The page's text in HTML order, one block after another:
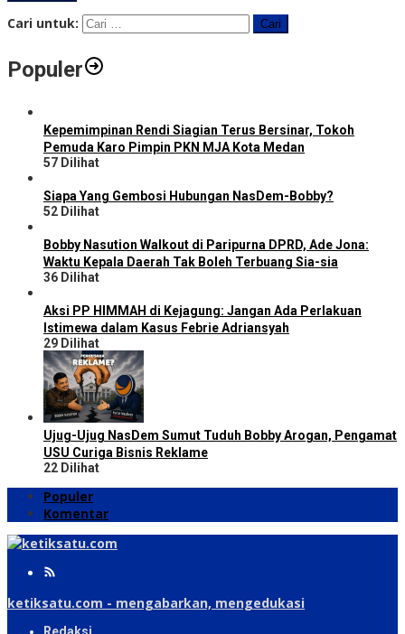
Cari untuk:
Populer
Kepemimpinan Rendi Siagian Terus Bersinar, Tokoh
Pemuda Karo Pimpin PKN MJA Kota Medan
57 Dilihat
Siapa Yang Gembosi Hubungan NasDem-Bobby?
52 Dilihat
Bobby Nasution Walkout di Paripurna DPRD, Ade Jona:
Waktu Kepala Daerah Tak Boleh Terbuang Sia-sia
36 Dilihat
Aksi PP HIMMAH di Kejagung: Jangan Ada Perlakuan
Istimewa dalam Kasus Febrie Adriansyah
29 Dilihat
Ujug-Ujug NasDem Sumut Tuduh Bobby Arogan, Pengamat
USU Curiga Bisnis Reklame
22 Dilihat
Populer
Komentar
ketiksatu.com - mengabarkan, mengedukasi